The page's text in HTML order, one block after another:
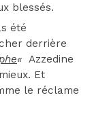
blessés.
été
derrière
« Azzedine
Et
le réclame